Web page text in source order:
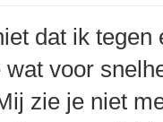
dat ik
wat voor
zie je niet